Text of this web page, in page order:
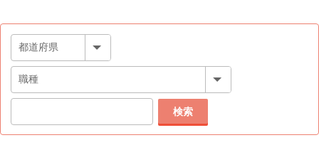
検索